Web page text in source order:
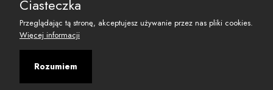
reset@resetobywatelski.pl
Ciasteczka
Przeglądając tą stronę, akceptujesz używanie przez nas pliki cookies.
Więcej informacji
Rozumiem